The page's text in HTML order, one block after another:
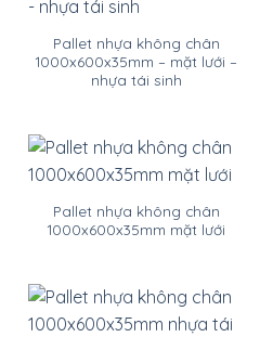
Pallet nhựa không chân
1000x600x35mm – mặt lưới –
nhựa tái sinh
Pallet nhựa không chân
1000x600x35mm mặt lưới